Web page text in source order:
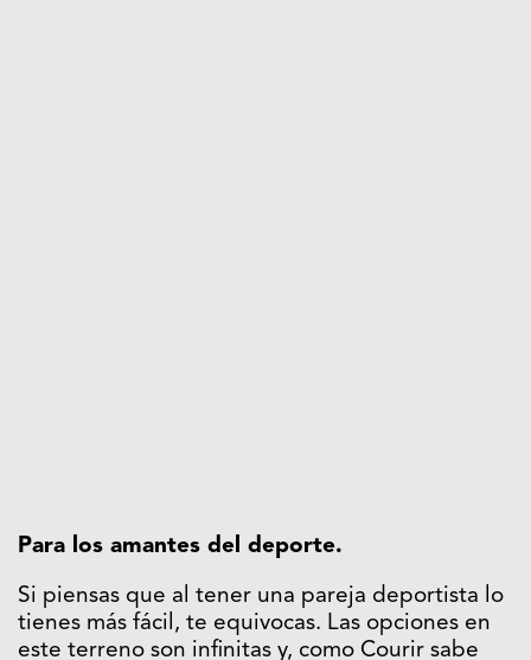
Para los amantes del deporte.
Si piensas que al tener una pareja deportista lo
tienes más fácil, te equivocas. Las opciones en
este terreno son infinitas y, como Courir sabe